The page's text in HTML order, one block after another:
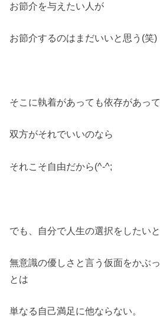
お節介を与えたい人が
お節介するのはまだいいと思う(笑)
そこに執着があっても依存があって
双方がそれでいいのなら
それこそ自由だから(^-^;
でも、自分で人生の選択をしたい
無意識の優しさと言う仮面をかぶ
とは
単なる自己満足に他ならない。